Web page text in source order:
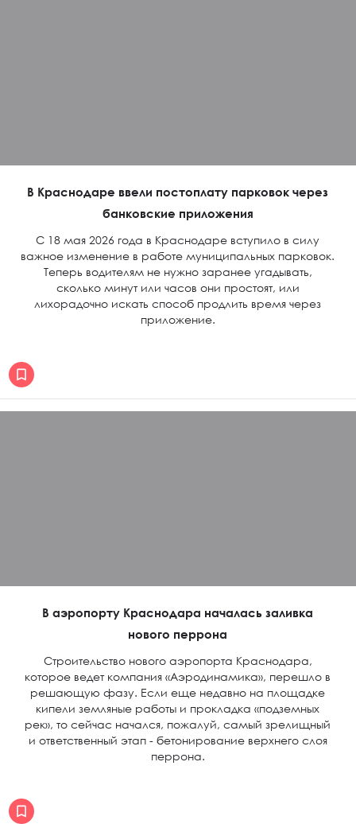
В Краснодаре ввели постоплату парковок через
банковские приложения
С 18 мая 2026 года в Краснодаре вступило в силу
важное изменение в работе муниципальных парковок.
Теперь водителям не нужно заранее угадывать,
сколько минут или часов они простоят, или
лихорадочно искать способ продлить время через
приложение.
В аэропорту Краснодара началась заливка
нового перрона
Строительство нового аэропорта Краснодара,
которое ведет компания «Аэродинамика», перешло в
решающую фазу. Если еще недавно на площадке
кипели земляные работы и прокладка «подземных
рек», то сейчас начался, пожалуй, самый зрелищный
и ответственный этап - бетонирование верхнего слоя
перрона.